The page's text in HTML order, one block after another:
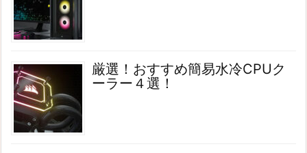
厳選！おすすめ簡易水冷CPUク
ーラー４選！